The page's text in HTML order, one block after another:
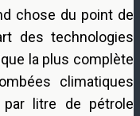
chose du point de
des technologies
la plus complète
climatiques
litre de pétrole